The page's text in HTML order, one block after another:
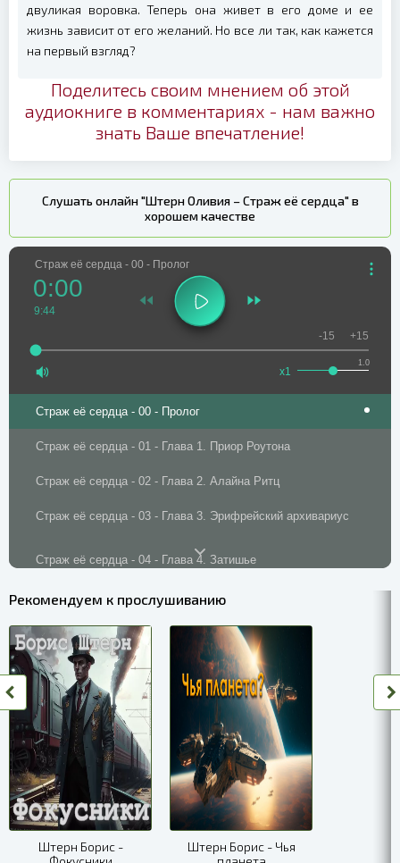
двуликая воровка. Теперь она живет в его доме и ее
жизнь зависит от его желаний. Но все ли так, как кажется
на первый взгляд?
Поделитесь своим мнением об этой
аудиокниге в комментариях - нам важно
знать Ваше впечатление!
Слушать онлайн "Штерн Оливия – Страж её сердца" в
хорошем качестве
Страж её сердца - 00 - Пролог
0:00
9:44
1.0
x1
-15 +15
Страж её сердца - 00 - Пролог
Страж её сердца - 01 - Глава 1. Приор Роутона
Страж её сердца - 02 - Глава 2. Алайна Ритц
Страж её сердца - 03 - Глава 3. Эрифрейский архивариус
Страж её сердца - 04 - Глава 4. Затишье
Страж её сердца - 06 - Глава 6. Запланированное путешествие
Страж её сердца - 07 - Глава 7. Бал осеннего равноденствия
Страж её сердца - 08 - Глава 8. Фамильное кольцо
Страж её сердца - 09 - Глава 9. По ту сторону
Страж её сердца - 10 - Глава 10. Тебе здесь тоже не рады
Страж её сердца - 11 - Глава 11. Тайные комнаты
Рекомендуем к прослушиванию
Штерн Борис -
Штерн Борис - Чья